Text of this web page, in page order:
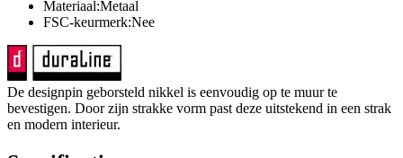
Materiaal:Metaal
FSC-keurmerk:Nee
De designpin geborsteld nikkel is eenvoudig op te muur te
bevestigen. Door zijn strakke vorm past deze uitstekend in een strak
en modern interieur.